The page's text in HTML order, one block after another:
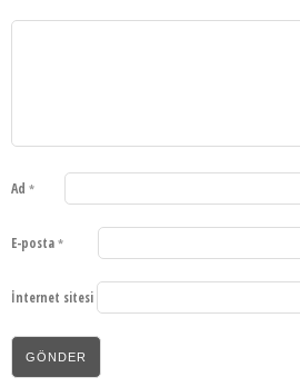
Ad *
E-posta *
İnternet sitesi